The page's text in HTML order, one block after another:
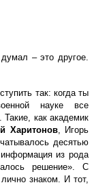
– это другое.
так: когда ты
науке все
как академик
Харитонов, Игорь
десятью
из рода
решение». С
знаком. И тот,